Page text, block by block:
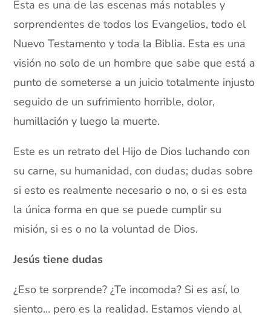
Esta es una de las escenas más notables y
sorprendentes de todos los Evangelios, todo el
Nuevo Testamento y toda la Biblia. Esta es una
visión no solo de un hombre que sabe que está a
punto de someterse a un juicio totalmente injusto
seguido de un sufrimiento horrible, dolor,
humillación y luego la muerte.
Este es un retrato del Hijo de Dios luchando con
su carne, su humanidad, con dudas; dudas sobre
si esto es realmente necesario o no, o si es esta
la única forma en que se puede cumplir su
misión, si es o no la voluntad de Dios.
Jesús tiene dudas
¿Eso te sorprende? ¿Te incomoda? Si es así, lo
siento… pero es la realidad. Estamos viendo al